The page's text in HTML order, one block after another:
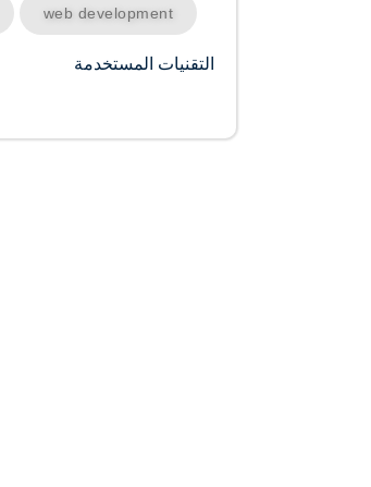
web development
التقنيات المستخدمة